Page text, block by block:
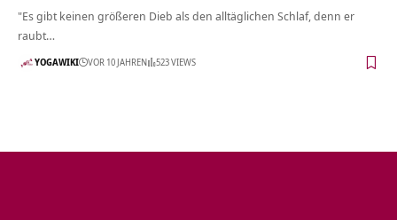
"Es gibt keinen größeren Dieb als den alltäglichen Schlaf, denn er
raubt…
YOGAWIKI VOR 10 JAHREN 523 VIEWS